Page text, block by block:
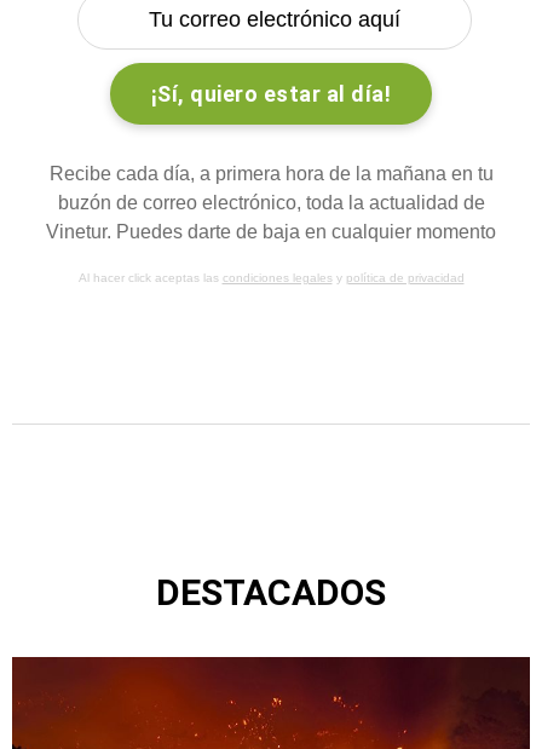
Recibe cada día, a primera hora de la mañana en tu
buzón de correo electrónico, toda la actualidad de
Vinetur. Puedes darte de baja en cualquier momento
Al hacer click aceptas las condiciones legalesy política de privacidad
DESTACADOS